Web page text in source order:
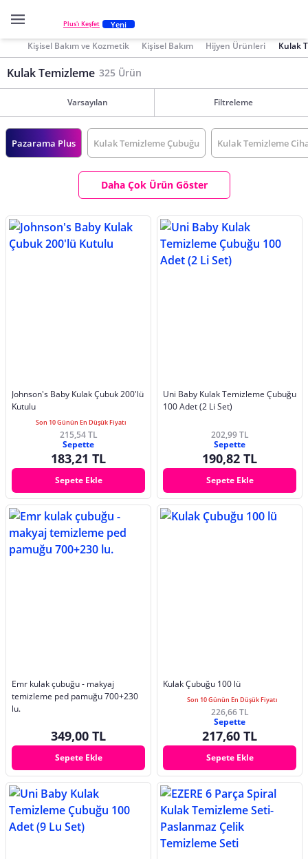
Plus'ı Keşfet Yeni
Kişisel Bakım ve Kozmetik Kişisel Bakım Hijyen Ürünleri Kulak
Kulak Temizleme 325 Ürün
Varsayılan Filtreleme
Pazarama Plus Kulak Temizleme Çubuğu Kulak Temizleme
Daha Çok Ürün Göster
Johnson's Baby Kulak Çubuk 200'lü
Kutulu
Son 10 Günün En Düşük Fiyatı
215,54 TL
Sepette
183,21 TL
Sepete Ekle
Uni Baby Kulak Temizleme Çubuğu
100 Adet (2 Li Set)
202,99 TL
Sepette
190,82 TL
Sepete Ekle
Emr kulak çubuğu - makyaj
temizleme ped pamuğu 700+230
lu.
349,00 TL
Sepete Ekle
Kulak Çubuğu 100 lü
Son 10 Günün En Düşük Fiyatı
226,66 TL
Sepette
217,60 TL
Sepete Ekle